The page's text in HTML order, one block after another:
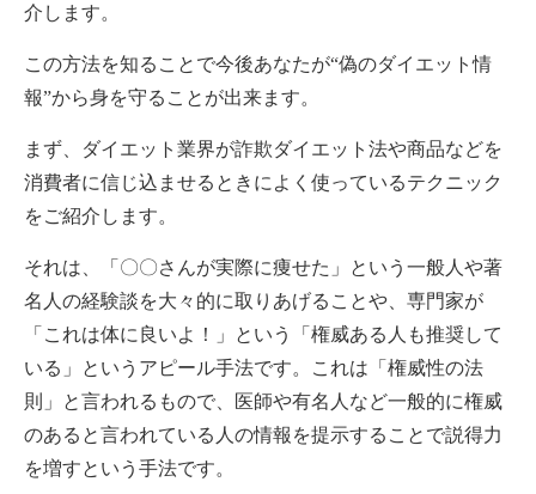
介します。
この方法を知ることで今後あなたが“偽のダイエット情
報”から身を守ることが出来ます。
まず、ダイエット業界が詐欺ダイエット法や商品などを
消費者に信じ込ませるときによく使っているテクニック
をご紹介します。
それは、「〇〇さんが実際に痩せた」という一般人や著
名人の経験談を大々的に取りあげることや、専門家が
「これは体に良いよ！」という「権威ある人も推奨して
いる」というアピール手法です。これは「権威性の法
則」と言われるもので、医師や有名人など一般的に権威
のあると言われている人の情報を提示することで説得力
を増すという手法です。